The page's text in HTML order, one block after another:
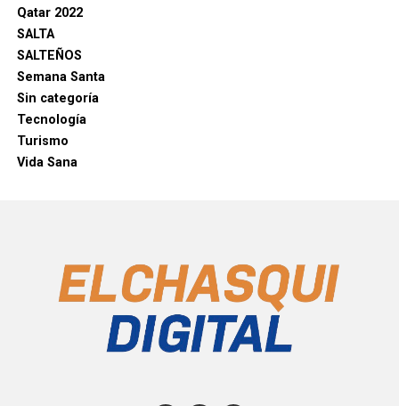
Qatar 2022
SALTA
SALTEÑOS
Semana Santa
Sin categoría
Tecnología
Turismo
Vida Sana